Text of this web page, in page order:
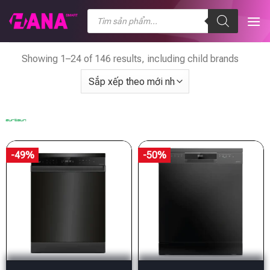
đến
Tìm
kiếm
phẩm
Showing 1–24 of 146 results, including child brands
-49% -50%